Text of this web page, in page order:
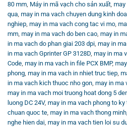
và thiết kế tiện lợi, thiết bị là lựa
cầu in tem trong các ngành
ngay hôm nay để nâng tầm hoạt
của doanh nghiệp bạn!
80 mm, Máy in mã vạch cho sản xuất, may
qua, may in ma vach chuyen dung kinh
nghiep, may in ma vach cong tac vi mo,
mm, may in ma vach do ben cao, may in
in ma vach do phan giai 203 dpi, may in
in ma vach Gprinter GP 3128D, may in ma
Code, may in ma vach in file PCX BMP,
phong, may in ma vach in nhiet truc tiep,
in ma vach kich thuoc nho gon, may in ma
may in ma vach moi truong hoat dong 5
luong DC 24V, may in ma vach phong to ky
chuan quoc te, may in ma vach thong minh,
nghe hien dai, may in ma vach tien loi su